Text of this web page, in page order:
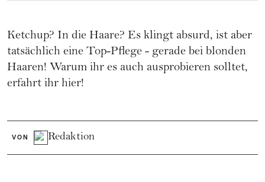
Ketchup? In die Haare? Es klingt absurd, ist aber
tatsächlich eine Top-Pflege - gerade bei blonden
Haaren! Warum ihr es auch ausprobieren solltet,
erfahrt ihr hier!
VON Redaktion